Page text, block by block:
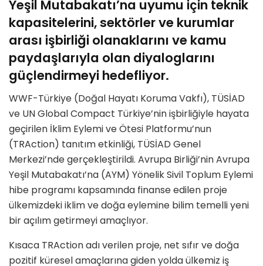
Yeşil Mutabakatı’na uyumu için teknik
kapasitelerini, sektörler ve kurumlar
arası işbirliği olanaklarını ve kamu
paydaşlarıyla olan diyaloglarını
güçlendirmeyi hedefliyor.
WWF-Türkiye (Doğal Hayatı Koruma Vakfı), TÜSİAD
ve UN Global Compact Türkiye’nin işbirliğiyle hayata
geçirilen İklim Eylemi ve Ötesi Platformu’nun
(TRAction) tanıtım etkinliği, TÜSİAD Genel
Merkezi’nde gerçekleştirildi. Avrupa Birliği’nin Avrupa
Yeşil Mutabakatı’na (AYM) Yönelik Sivil Toplum Eylemi
hibe programı kapsamında finanse edilen proje
ülkemizdeki iklim ve doğa eylemine bilim temelli yeni
bir açılım getirmeyi amaçlıyor.
Kısaca TRAction adı verilen proje, net sıfır ve doğa
pozitif küresel amaçlarına giden yolda ülkemiz iş